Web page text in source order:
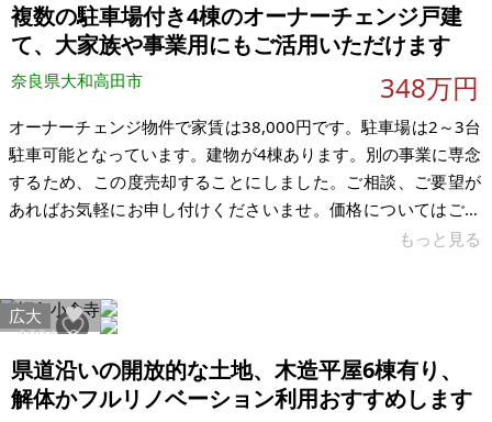
す。通学の
複数の駐車場付き4棟のオーナーチェンジ戸建
て、大家族や事業用にもご活用いただけます
奈良県大和高田市 348万円
オーナーチェンジ物件で家賃は38,000円です。駐車場は2～3台
駐車可能となっています。建物が4棟あります。別の事業に専念
するため、この度売却することにしました。ご相談、ご要望が
あればお気軽にお申し付けくださいませ。価格についてはご相
談可能です。ご興味をお持ちいただけましたら、まずはお気軽
トイレ。2階：和室2部屋 ②2DK/1階建て。1階：和室2部屋＋土
＋トイレ。2階：和室2部屋 ④1R/1階建て。1階：
もっと見る
1094 2
広大
県道沿いの開放的な土地、木造平屋6棟有り、
解体かフルリノベーション利用おすすめします